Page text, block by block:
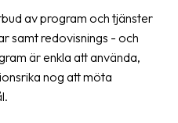
av program och tjänster
samt redovisnings - och
är enkla att använda,
nog att möta